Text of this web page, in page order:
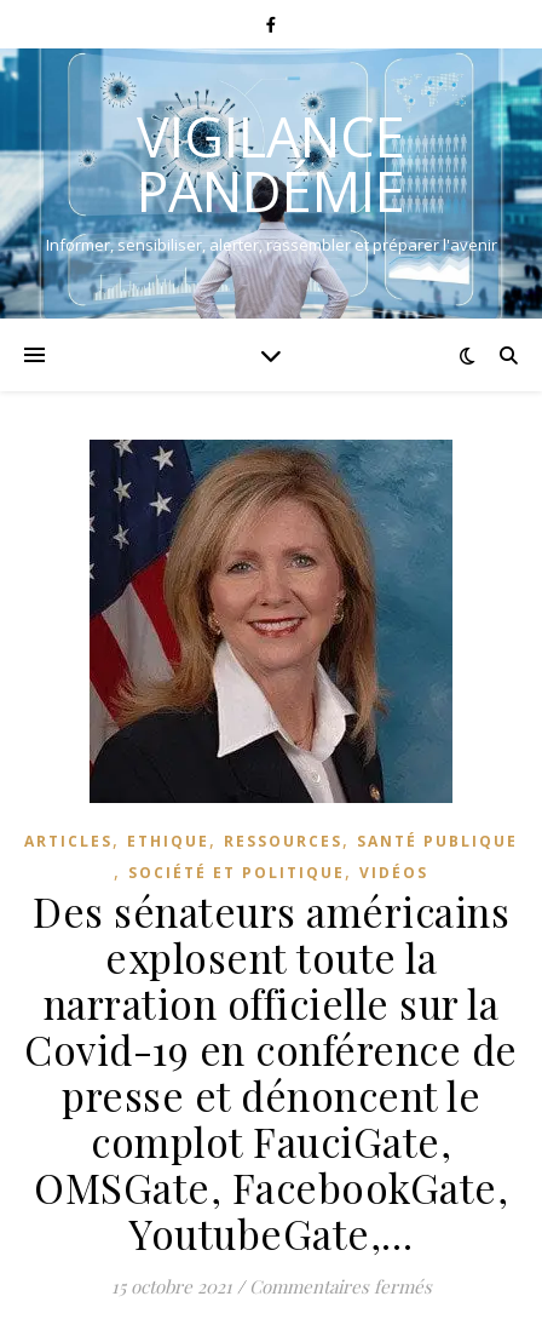
VIGILANCE
PANDÉMIE
Informer, sensibiliser, alerter, rassembler et préparer l'avenir
ARTICLES, ETHIQUE , RESSOURCES, SANTÉ PUBLIQUE
, SOCIÉTÉ ET POLITIQUE , VIDÉOS
Des sénateurs américains
explosent toute la
narration officielle sur la
Covid-19 en conférence de
presse et dénoncent le
complot FauciGate,
OMSGate, FacebookGate,
YoutubeGate,…
15 octobre 2021 / Commentaires ferméssur Des